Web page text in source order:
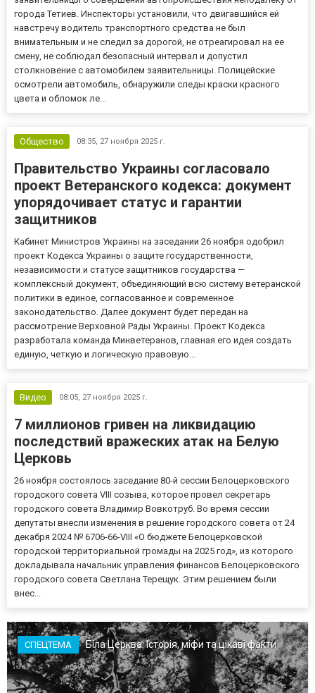
города Тетиев. Инспекторы установили, что двигавшийся ей
навстречу водитель транспортного средства не был
внимательным и не следил за дорогой, не отреагировал на ее
смену, не соблюдал безопасный интервал и допустил
столкновение с автомобилем заявительницы. Полицейские
осмотрели автомобиль, обнаружили следы краски красного
цвета и обломок ле...
Общество 08:35, 27 ноября 2025 г.
Правительство Украины согласовало
проект Ветеранского кодекса: документ
упорядочивает статус и гарантии
защитников
Кабинет Министров Украины на заседании 26 ноября одобрил
проект Кодекса Украины о защите государственности,
независимости и статусе защитников государства —
комплексный документ, объединяющий всю систему ветеранской
политики в единое, согласованное и современное
законодательство. Далее документ будет передан на
рассмотрение Верховной Рады Украины. Проект Кодекса
разработала команда Минветеранов, главная его идея создать
единую, четкую и логическую правовую...
Видео 08:05, 27 ноября 2025 г.
7 миллионов гривен на ликвидацию
последствий вражеских атак на Белую
Церковь
26 ноября состоялось заседание 80-й сессии Белоцерковского
городского совета VIII созыва, которое провел секретарь
городского совета Владимир Вовкотруб. Во время сессии
депутаты внесли изменения в решение городского совета от 24
декабря 2024 № 6706-66-VIII «О бюджете Белоцерковской
городской территориальной громады на 2025 год», из которого
докладывала начальник управления финансов Белоцерковского
городского совета Светлана Терещук. Этим решением были
внес...
СПЕЦТЕМА Біла Церква: Історія, міфи та цікаві факти